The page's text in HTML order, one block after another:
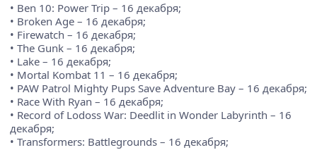
• Ben 10: Power Trip – 16 декабря;
• Broken Age – 16 декабря;
• Firewatch – 16 декабря;
• The Gunk – 16 декабря;
• Lake – 16 декабря;
• Mortal Kombat 11 – 16 декабря;
• PAW Patrol Mighty Pups Save Adventure Bay – 16 декабря;
• Race With Ryan – 16 декабря;
• Record of Lodoss War: Deedlit in Wonder Labyrinth – 16
декабря;
• Transformers: Battlegrounds – 16 декабря;